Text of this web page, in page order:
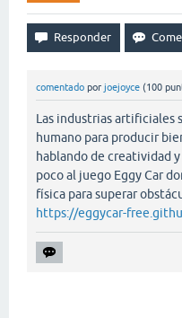
comentado por joejoyce (100
Las industrias artificiales
humano para producir
hablando de creatividad
poco al juego Eggy Car
física para superar
https://eggycar-